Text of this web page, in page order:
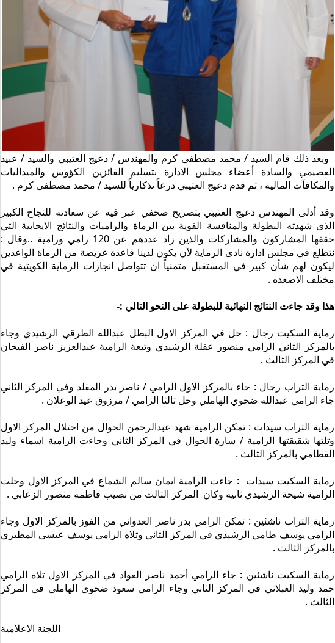
وبعد ذلك قام السيد / محمد مصطفى كرم والمهندس / دعيج العتيبي والسيد / عبيد
العصيمي والسادة أعضاء مجلس الادارة بتسليم الفائزين الكؤوس والميداليات
والمكافآت المالية ، ثم قدم دعيج العتيبي درعاً تذكارياً للسيد / محمد مصطفى كرم .
وقد أدلى المهندس دعيج العتيبي بتصريح صحفي عبر فيه عن سعادته للنجاح الكبير
الذي شهدته البطولة والمنافسة القوية بين الرماة والراميات والنتائج الايجابية التي
حققها المشاركون والمشاركات والذين زاد عددهم عن 120 رامي ورامية ..وقال :
نتطلع في مجلس ادارة نادي الرماية لأن يكون لدينا قاعدة عريضة من الرماة الواعدين
ليكون لهم شأن كبير في المستقبل متمنياً ان تتواصل انجازات الرماية الكويتية في
مختلف الاصعده .
هذا وقد جاءت النتائج النهائية للبطولة على النحو التالي :-
رماية السكيت رجال : حل في المركز الاول البطل عبدالله الطرقي الرشيدي وجاء
بالمركز الثاني الرامي منصور عقلة الرشيدي وتبعة الرامية عبدالعزيز ناصر الفيحان
في المركز الثالث .
رماية التراب رجال : جاء بالمركز الاول الرامي / ناصر بدر المقلد وفي المركز الثاني
جاء الرامي عبدالله ضحوي الهاملي وحل ثالثا الرامي / مرزوق عيد الوعلان .
رماية التراب سيدات : تمكن الرامية شهد عبدالرحمن الحوال من احتلال المركز الاول
وتلتها شقيقتها الرامية / سارة الحوال في المركز الثاني وجاءت الرامية اسماء وليد
القطامي بالمركز الثالث .
رماية السكيت سيدات : جاءت الرامية ايمان سالم الشماع في المركز الاول وحلت
الرامية شيخة الرشيدي ثانية وكان المركز الثالث من نصيب فاطمة منصور الزعابي .
رماية التراب ناشئين : تمكن الرامي بدر ناصر العدواني من الفوز بالمركز الاول وجاء
الرامي يوسف طامي الرشيدي في المركز الثاني وتلاه الرامي يوسف عيسى المطيري
بالمركز الثالث .
رماية السكيت ناشئين : جاء الرامي أحمد ناصر العواد في المركز الاول تلاه الرامي
حمد وليد العبلاني في المركز الثاني وجاء الرامي سعود ضحوي الهاملي في المركز
الثالث .
اللجنة الاعلامية